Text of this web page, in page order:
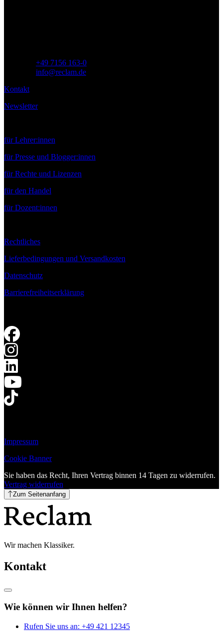
+49 7156 163-0
info@reclam.de
Kontakt
Newsletter
für Lehrer:innen
für Presse und Blogger:innen
für Rechte und Lizenzen
für den Handel
für Dozent:innen
Rechtliches
Lieferbedingungen und Versandkosten
Datenschutz
Barrierefreiheitserklärung
Impressum
Cookie Banner
Sie haben das Recht, Ihren Vertrag binnen 14 Tagen zu widerrufen.
Vertrag widerrufen
Zum Seitenanfang
Wir machen Klassiker.
Kontakt
Wie können wir Ihnen helfen?
Rufen Sie uns an: +49 421 12345